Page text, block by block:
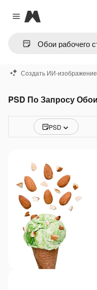
Close menu
Magnific
Создать ИИ-изображение
PSD